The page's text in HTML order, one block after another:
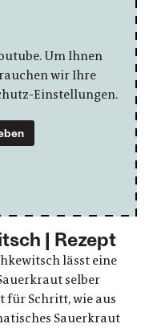
Um Ihnen
wir Ihre
Einstellungen.
| Rezept
lässt eine
selber
für Schritt, wie aus
Sauerkraut